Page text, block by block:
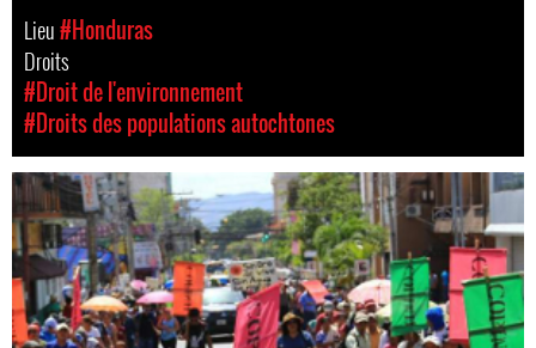
Lieu#Honduras
Droits
#Droit de l'environnement
#Droits des populations autochtones